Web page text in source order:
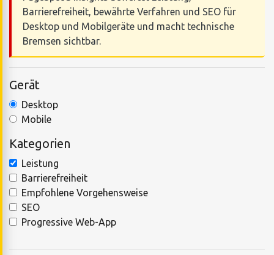
Barrierefreiheit, bewährte Verfahren und SEO für
Desktop und Mobilgeräte und macht technische
Bremsen sichtbar.
Gerät
Desktop
Mobile
Kategorien
Leistung
Barrierefreiheit
Empfohlene Vorgehensweise
SEO
Progressive Web-App